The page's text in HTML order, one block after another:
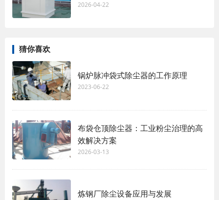
2026-04-22
猜你喜欢
锅炉脉冲袋式除尘器的工作原理
2023-06-22
布袋仓顶除尘器：工业粉尘治理的高
效解决方案
2026-03-13
炼钢厂除尘设备应用与发展